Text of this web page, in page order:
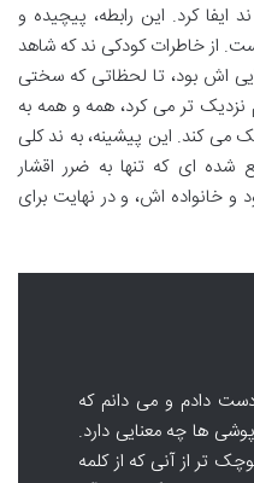
کرد. این رابطه، پیچیده و
از خاطرات کودکی ند که شاهد
اش بود، تا لحظاتی که سختی
نزدیک تر می کرد، همه و همه به
کند. این پیشینه، به ند کلی
شده ای که تنها به ضرر اقشار
خانواده اش، و در نهایت برای
دست دادم و می دانم که
ها چه معنایی دارد.
تر از آنی که از کلمه